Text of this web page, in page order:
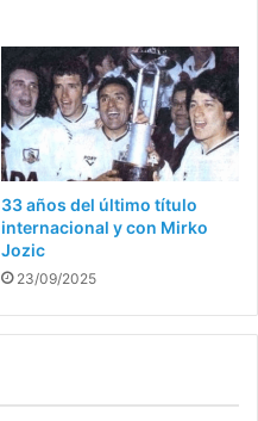
33 años del último título
internacional y con Mirko
Jozic
23/09/2025